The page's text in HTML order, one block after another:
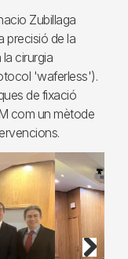
Zubillaga
precisió de la
cirurgia
'waferless').
de fixació
com un mètode